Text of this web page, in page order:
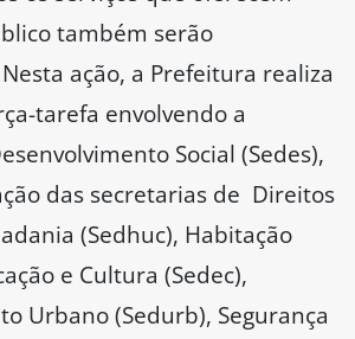
também serão
ação, a Prefeitura realiza
tarefa envolvendo a
Social (Sedes),
das secretarias de Direitos
(Sedhuc), Habitação
e Cultura (Sedec),
Urbano (Sedurb), Segurança